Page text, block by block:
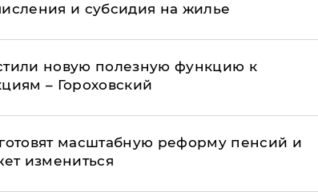
и субсидия на жилье
новую полезную функцию к
– Гороховский
масштабную реформу пенсий и
измениться